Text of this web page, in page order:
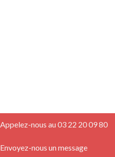
Appelez-nous au 03 22 20 09 80
Envoyez-nous un message